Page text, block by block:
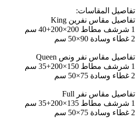
تفاصيل المقاسات:
تفاصيل مقاس نفرين King
1 شرشف مطاط 200×200+40 سم
2 غطاء وسادة 90×50 سم
تفاصيل مقاس نفر ونص Queen
1 شرشف مطاط 150×200+35 سم
2 غطاء وسادة 75×50 سم
تفاصيل مقاس نفر Full
1 شرشف مطاط 135×200+35 سم
2 غطاء وسادة 75×50 سم